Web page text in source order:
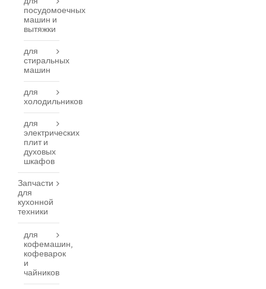
посудомоечных
машин и
вытяжки
для
стиральных
машин
для
холодильников
для
электрических
плит и
духовых
шкафов
Запчасти
для
кухонной
техники
для
кофемашин,
кофеварок
и
чайников